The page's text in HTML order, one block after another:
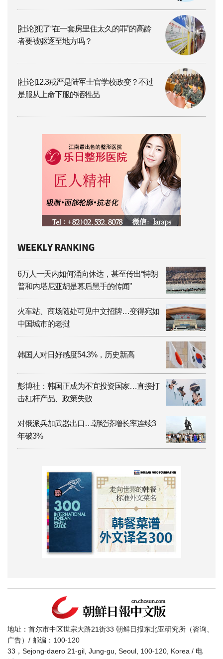
[社论]犯了“在一套房里住太久的罪”的高龄
者要被驱逐至地方吗？
[社论]12.3戒严是陆军士官学校政变？不过
是服从上命下服的牺牲品
6万人一天内如何涌向休达，甚至传出“特朗
普和内塔尼亚胡是幕后黑手的传闻”
火车站、商场随处可见中文招牌…变得宛如
中国城市的老挝
韩国人对日好感度54.3%，历史新高
彭博社：韩国正成为不宜投资国家…直接打
击杠杆产品、政策失败
对俄派兵加武器出口…朝经济增长率连续3
年破3%
地址：首尔市中区世宗大路21街33 朝鲜日报东北亚研究所（咨询、
广告）/ 邮编：100-120
33，Sejong-daero 21-gil, Jung-gu, Seoul, 100-120, Korea / 电